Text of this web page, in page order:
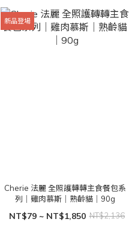
新品登場
Cherie 法麗 全照護轉轉主食餐包系
列｜雞肉慕斯｜熟齡貓｜90g
NT$79 ~ NT$1,850 NT$2,136